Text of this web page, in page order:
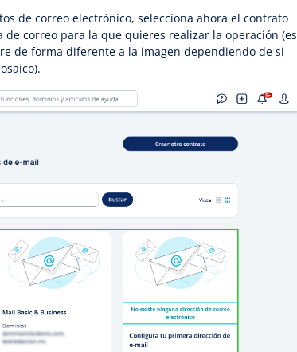
de correo electrónico, selecciona ahora el contrato
correo para la que quieres realizar la operación (es
de forma diferente a la imagen dependiendo de si